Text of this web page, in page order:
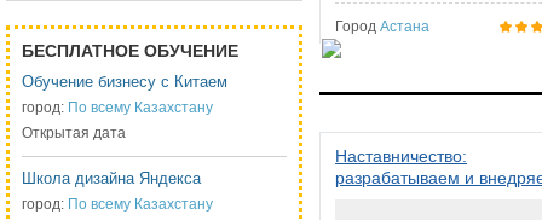
БЕСПЛАТНОЕ ОБУЧЕНИЕ
Обучение бизнесу с Китаем
город: По всему Казахстану
Открытая дата
Школа дизайна Яндекса
город: По всему Казахстану
Город Астана
Наставничество:
разрабатываем и